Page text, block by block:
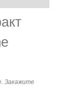
Закажите